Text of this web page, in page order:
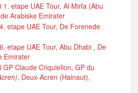
1. etape UAE Tour, Al Mirfa (Abu
Arabiske Emirater
etape UAE Tour, De Forenede
etape UAE Tour, Abu Dhabi , De
Emirater
GP Claude Criquielion, GP du
, Deux-Acren (Hainaut),